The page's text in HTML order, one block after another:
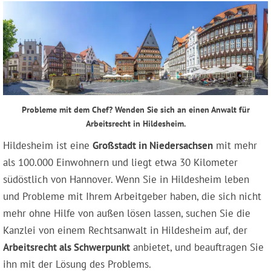
Probleme mit dem Chef? Wenden Sie sich an einen Anwalt für
Arbeitsrecht in Hildesheim.
Hildesheim ist eine Großstadt in Niedersachsen mit mehr
als 100.000 Einwohnern und liegt etwa 30 Kilometer
südöstlich von Hannover. Wenn Sie in Hildesheim leben
und Probleme mit Ihrem Arbeitgeber haben, die sich nicht
mehr ohne Hilfe von außen lösen lassen, suchen Sie die
Kanzlei von einem Rechtsanwalt in Hildesheim auf, der
Arbeitsrecht als Schwerpunkt anbietet, und beauftragen Sie
ihn mit der Lösung des Problems.